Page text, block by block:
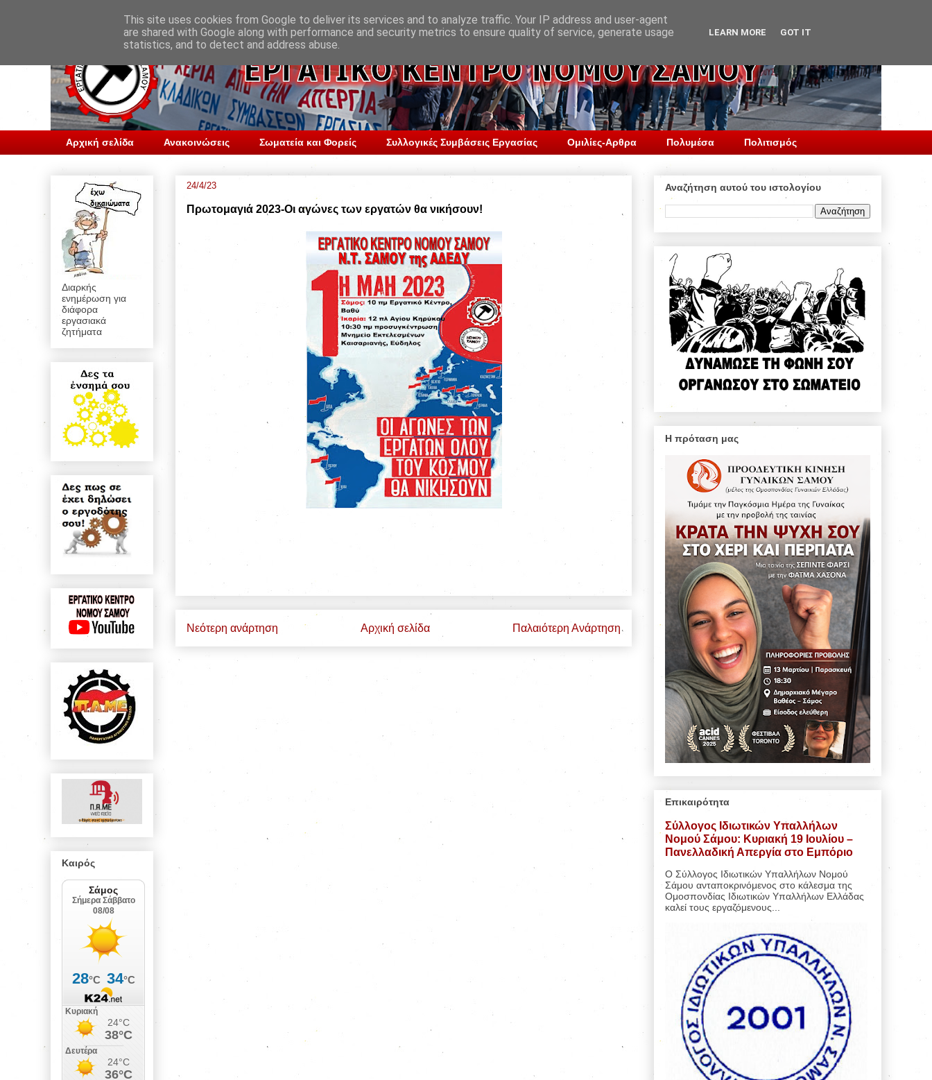
Αρχική σελίδα Ανακοινώσεις Σωματεία και Φορείς Συλλογικές Συμβάσεις Εργασίας Ομιλίες-Αρθρα Πολυμέσα Πολιτισμός
24/4/23
Πρωτομαγιά 2023-Οι αγώνες των εργατών θα νικήσουν!
Νεότερη ανάρτηση Παλαιότερη Ανάρτηση
Αρχική σελίδα
Διαρκής
ενημέρωση για
διάφορα
εργασιακά
ζητήματα
Καιρός
Αναζήτηση αυτού του ιστολογίου
Η πρόταση μας
Επικαιρότητα
Σύλλογος Ιδιωτικών Υπαλλήλων
Νομού Σάμου: Κυριακή 19 Ιουλίου –
Πανελλαδική Απεργία στο Εμπόριο
Ο Σύλλογος Ιδιωτικών Υπαλλήλων Νομού
Σάμου ανταποκρινόμενος στο κάλεσμα της
Ομοσπονδίας Ιδιωτικών Υπαλλήλων Ελλάδας
καλεί τους εργαζόμενους...
This site uses cookies from Google to deliver its services and to analyze traffic. Your IP address and user-agent
are shared with Google along with performance and security metrics to ensure quality of service, generate usage
statistics, and to detect and address abuse.
LEARN MORE GOT IT